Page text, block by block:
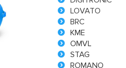
LOVATO
BRC
KME
OMVL
STAG
ROMANO